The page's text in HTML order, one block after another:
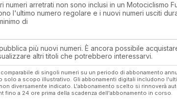
numeri arretrati non sono inclusi in un Motociclismo
l'ultimo numero regolare e i nuovi numeri usciti
di
più nuovi numeri. È ancora possibile
altri titoli che potrebbero interessarvi.
di singoli numeri su un periodo di abbonamento
solo a scopo illustrativo. Gli abbonamenti digitali includono
diversamente indicato. L'abbonamento scelto si rinnoverà
fino a 24 ore prima della scadenza dell'abbonamento in corso.